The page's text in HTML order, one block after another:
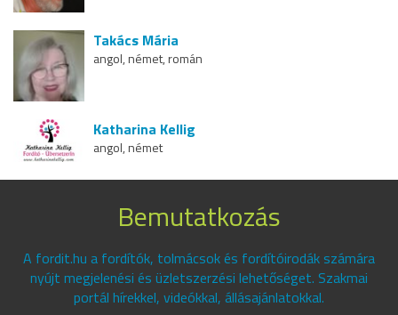
Takács Mária
angol, német, román
Katharina Kellig
angol, német
Bemutatkozás
A fordit.hu a fordítók, tolmácsok és fordítóirodák számára
nyújt megjelenési és üzletszerzési lehetőséget. Szakmai
portál hírekkel, videókkal, állásajánlatokkal.